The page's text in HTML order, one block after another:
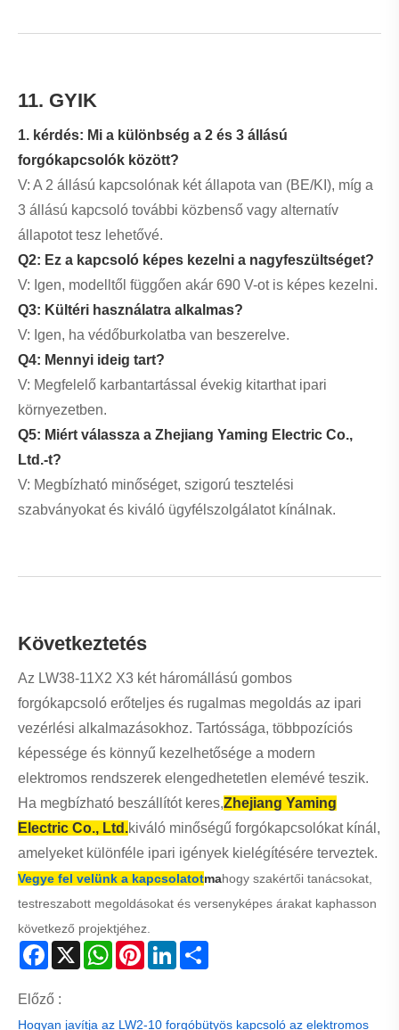
Az LW38-11X2 X3 két háromállású gombos
forgókapcsoló erőteljes és rugalmas megoldás az ipari
vezérlési alkalmazásokhoz. Tartóssága, többpozíciós
képessége és könnyű kezelhetősége a modern
elektromos rendszerek elengedhetetlen elemévé teszik.
Ha megbízható beszállítót keres,Zhejiang Yaming
Electric Co., Ltd.
kiváló minőségű forgókapcsolókat kínál,
amelyeket különféle ipari igények kielégítésére terveztek.
Vegye fel velünk a kapcsolatot
testreszabott megoldásokat és versenyképes árakat kaphasson
következő projektjéhez.
Facebook
Hogyan javítja az XB2-BW LED-es lámpa nyomógombos
Kapcsolódó hírek
LW26 YMW26 sorozatú váltókapcsoló teljes telepítés |
Ipari vezérlőkapcsoló gyár
Hogyan javítja az XB2-EA Momentary Reset
nyomógombos kapcsoló az ipari vezérlés
megbízhatóságát?
Hogyan javítja a vezérlőpanel biztonságát és
teljesítményét egy 20A-es nagy panel KI-BE
forgókapcsolója?
Hogyan javítja az XB2-BW LED-es lámpa
megbízhatóságát és a felhasználói biztonságot?
Hogyan javítja az LW2-10 forgóbütyös kapcsoló az
elektromos vezérlés megbízhatóságát?
Hogyan javítják a kombinált kapcsolók a biztonságot az
ipari elektromos vezérlőrendszerekben?
Hagyj üzenetet